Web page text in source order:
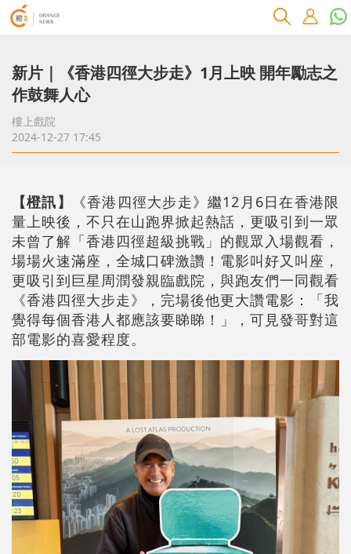
新片｜《香港四徑大步走》1月上映 開年勵志之
作鼓舞人心
樓上戲院
2024-12-27 17:45
【橙訊】
《香港四徑大步走》繼12月6日在香港限
量上映後，不只在山跑界掀起熱話，更吸引到一眾
未曾了解「香港四徑超級挑戰」的觀眾入場觀看，
場場火速滿座，全城口碑激讚！電影叫好又叫座，
更吸引到巨星周潤發親臨戲院，與跑友們一同觀看
《香港四徑大步走》，完場後他更大讚電影：「我
覺得每個香港人都應該要睇睇！」，可見發哥對這
部電影的喜愛程度。